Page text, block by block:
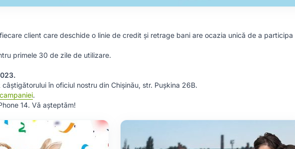
client care deschide o linie de credit și retrage bani are ocazia unică de a
primele 30 de zile de utilizare.
în oficiul nostru din Chișinău, str. Pușkina 26B.
.
14. Vă așteptăm!